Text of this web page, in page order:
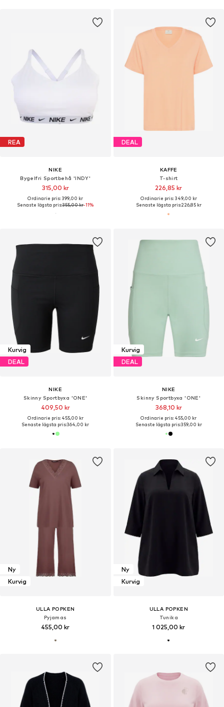
REA
NIKE
Bygelfri Sportbehå 'INDY'
315,00 kr
Ordinarie pris: 399,00 kr
Senaste lägsta pris:355,00 kr-11%
DEAL
KAFFE
T-shirt
226,85 kr
Ordinarie pris: 349,00 kr
Senaste lägsta pris:226,85 kr
Kurvig
DEAL
NIKE
Skinny Sportbyxa 'ONE'
409,50 kr
Ordinarie pris: 455,00 kr
Senaste lägsta pris:364,00 kr
Kurvig
DEAL
NIKE
Skinny Sportbyxa 'ONE'
368,10 kr
Ordinarie pris: 455,00 kr
Senaste lägsta pris:359,00 kr
Ny
Kurvig
ULLA POPKEN
Pyjamas
455,00 kr
Ny
Kurvig
ULLA POPKEN
Tunika
1 025,00 kr